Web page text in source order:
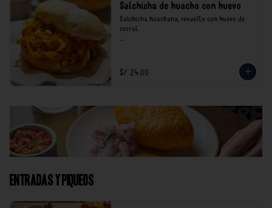
Salchicha de huacho con huevo
Salchicha huachana, revuelto con huevo de
corral.
consumo.
S/ 24.00
Entradas y Piqueos